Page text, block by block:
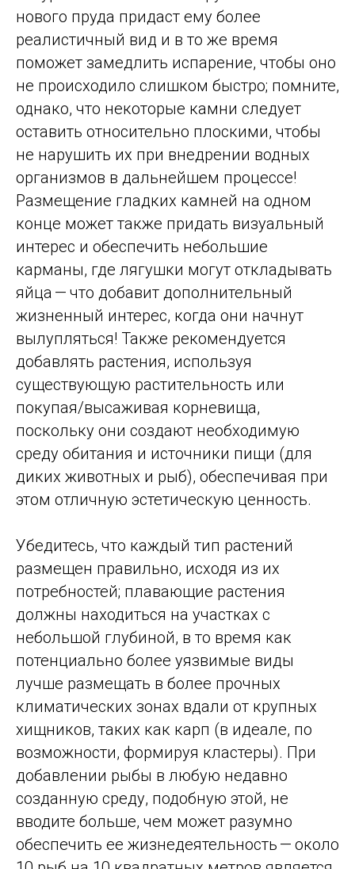
нового пруда придаст ему более
реалистичный вид и в то же время
поможет замедлить испарение, чтобы оно
не происходило слишком быстро; помните,
однако, что некоторые камни следует
оставить относительно плоскими, чтобы
не нарушить их при внедрении водных
организмов в дальнейшем процессе!
Размещение гладких камней на одном
конце может также придать визуальный
интерес и обеспечить небольшие
карманы, где лягушки могут откладывать
яйца — что добавит дополнительный
жизненный интерес, когда они начнут
вылупляться! Также рекомендуется
добавлять растения, используя
существующую растительность или
покупая/высаживая корневища,
поскольку они создают необходимую
среду обитания и источники пищи (для
диких животных и рыб), обеспечивая при
этом отличную эстетическую ценность.
Убедитесь, что каждый тип растений
размещен правильно, исходя из их
потребностей; плавающие растения
должны находиться на участках с
небольшой глубиной, в то время как
потенциально более уязвимые виды
лучше размещать в более прочных
климатических зонах вдали от крупных
хищников, таких как карп (в идеале, по
возможности, формируя кластеры). При
добавлении рыбы в любую недавно
созданную среду, подобную этой, не
вводите больше, чем может разумно
обеспечить ее жизнедеятельность — около